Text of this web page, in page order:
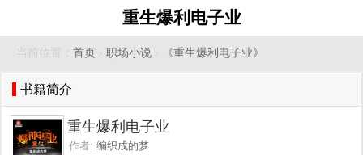
重生爆利电子业
当前位置： 首页 › 职场小说 › 《重生爆利电子业》
书籍简介
重生爆利电子业
作者: 编织成的梦